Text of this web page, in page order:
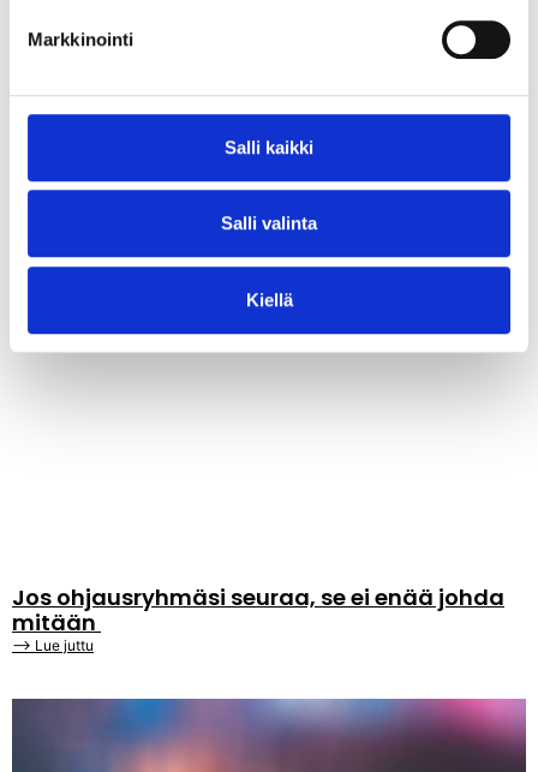
Markkinointi
Salli kaikki
Salli valinta
Kiellä
Jos ohjausryhmäsi seuraa, se ei enää johda
mitään
⟶ Lue juttu